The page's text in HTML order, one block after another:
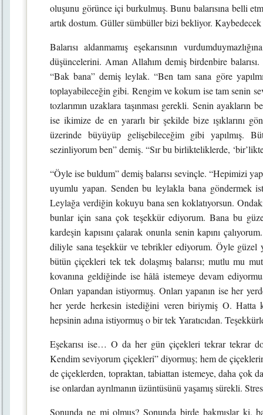
oluşunu görünce içi burkulmuş. Bunu balarısına belli
artık dostum. Güller sümbüller bizi bekliyor.
Balarısı aldanmamış eşekarısının
düşüncelerini. Aman Allahım demiş birdenbire
“Bak bana” demiş leylak. “Ben tam sana göre
toplayabileceğin gibi. Rengim ve kokum ise tam senin
tozlarımın uzaklara taşınması gerekli. Senin ayakların
ise ikimize de en yararlı bir şekilde bize ışıklarını
üzerinde büyüyüp gelişebileceğim gibi yapılmış.
sezinliyorum ben” demiş. “Sır bu birlikteliklerde,
“Öyle ise buldum” demiş balarısı sevinçle. “Hepimizi
uyumlu yapan. Senden bu leylakla bana göndermek
Leylağa verdiğin kokuyu bana sen koklatıyorsun.
bunlar için sana çok teşekkür ediyorum. Bana bu
kardeşin kapısını çalarak onunla senin kapını
diliyle sana teşekkür ve tebrikler ediyorum. Öyle güzel
bütün çiçekleri tek tek dolaşmış balarısı; mutlu mu
kovanına geldiğinde ise hâlâ istemeye devam
Onları yapandan istiyormuş. Onları yapanın ise her
her yerde herkesin istediğini veren biriymiş O. Hatta
hepsinin adına istiyormuş o bir tek Yaratıcıdan.
Eşekarısı ise… O da her gün çiçekleri tekrar tekrar
Kendim seviyorum çiçekleri” diyormuş; hem de
de çiçeklerden, topraktan, tabiattan istemeye, daha çok
ise onlardan ayrılmanın üzüntüsünü yaşamış sürekli.
Sonunda ne mi olmuş? Sonunda birde bakmışlar ki,